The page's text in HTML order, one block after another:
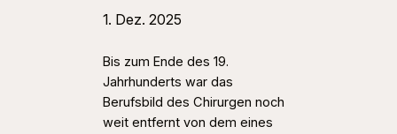
1. Dez. 2025
Bis zum Ende des 19.
Jahrhunderts war das
Berufsbild des Chirurgen noch
weit entfernt von dem eines